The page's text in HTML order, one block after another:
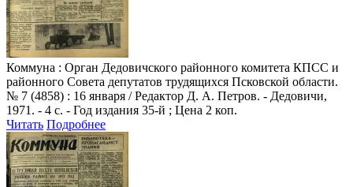
Коммуна : Орган Дедовичского районного комитета КПСС и
районного Совета депутатов трудящихся Псковской области.
№ 7 (4858) : 16 января / Редактор Д. А. Петров. - Дедовичи,
1971. - 4 с. - Год издания 35-й ; Цена 2 коп.
Читать Подробнее